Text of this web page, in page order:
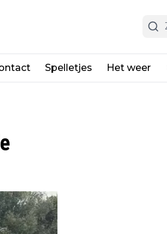
Spelletjes Het weer